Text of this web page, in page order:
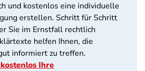
und kostenlos eine individuelle
erstellen. Schritt für Schritt
Sie im Ernstfall rechtlich
helfen Ihnen, die
informiert zu treffen.
Ihre